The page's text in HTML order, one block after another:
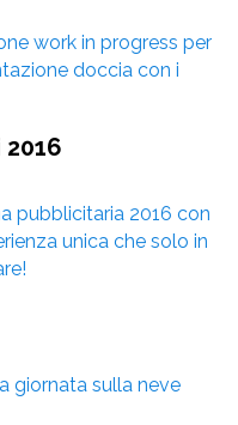
work in progress per
doccia con i
pubblicitaria 2016 con
unica che solo in
giornata sulla neve